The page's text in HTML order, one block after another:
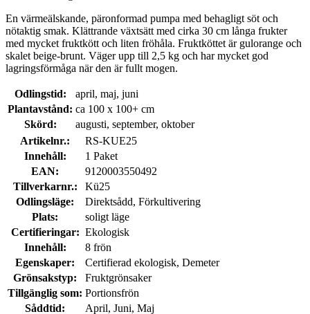
En värmeälskande, päronformad pumpa med behagligt söt och
nötaktig smak. Klättrande växtsätt med cirka 30 cm långa frukter
med mycket fruktkött och liten fröhåla. Fruktköttet är gulorange och
skalet beige-brunt. Väger upp till 2,5 kg och har mycket god
lagringsförmåga när den är fullt mogen.
Odlingstid:
april, maj, juni
Plantavstånd: ca 100 x 100+ cm
Skörd:
augusti, september, oktober
Artikelnr.:
RS-KUE25
Innehåll:
1 Paket
EAN:
9120003550492
Tillverkarnr.:
Kü25
Odlingsläge:
Direktsådd, Förkultivering
Plats:
soligt läge
Certifieringar: Ekologisk
Innehåll:
8 frön
Egenskaper:
Certifierad ekologisk, Demeter
Grönsakstyp:
Fruktgrönsaker
Tillgänglig som: Portionsfrön
Såddtid:
April, Juni, Maj